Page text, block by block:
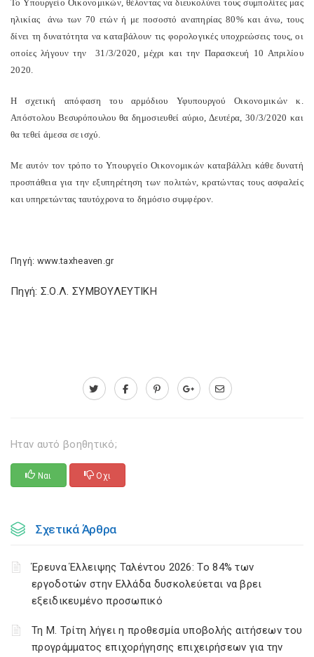
Το Υπουργείο Οικονομικών, θέλοντας να διευκολύνει τους συμπολίτες μας
ηλικίας
άνω των 70 ετών ή με ποσοστό αναπηρίας 80% και άνω, τους
δίνει τη δυνατότητα να καταβάλουν τις φορολογικές υποχρεώσεις τους, οι
οποίες λήγουν την
31/3/2020, μέχρι και την Παρασκευή 10 Απριλίου
2020.
Η σχετική απόφαση του αρμόδιου Υφυπουργού Οικονομικών κ.
Απόστολου Βεσυρόπουλου θα δημοσιευθεί αύριο, Δευτέρα, 30/3/2020 και
θα τεθεί άμεσα σε ισχύ.
Με αυτόν τον τρόπο το Υπουργείο Οικονομικών καταβάλλει κάθε δυνατή
προσπάθεια για την εξυπηρέτηση των πολιτών, κρατώντας τους ασφαλείς
και υπηρετώντας ταυτόχρονα το δημόσιο συμφέρον.
Πηγή: www.taxheaven.gr
Πηγή: Σ.Ο.Λ. ΣΥΜΒΟΥΛΕΥΤΙΚΗ
Ηταν αυτό βοηθητικό;
Ναι Οχι
Σχετικά Άρθρα
Έρευνα Έλλειψης Ταλέντου 2026: Το 84% των
εργοδοτών στην Ελλάδα δυσκολεύεται να βρει
εξειδικευμένο προσωπικό
Τη Μ. Τρίτη λήγει η προθεσμία υποβολής αιτήσεων του
προγράμματος επιχορήγησης επιχειρήσεων για την